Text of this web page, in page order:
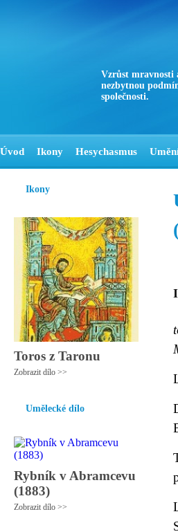
Vzrůst mravnosti
nezbytnou
společnosti.
Úvod Ikony Hesychasmus
Ikony
Toros z Taronu
Zobrazit dílo >>
Umělecké dílo
Rybník v Abramcevu
(1883)
Zobrazit dílo >>